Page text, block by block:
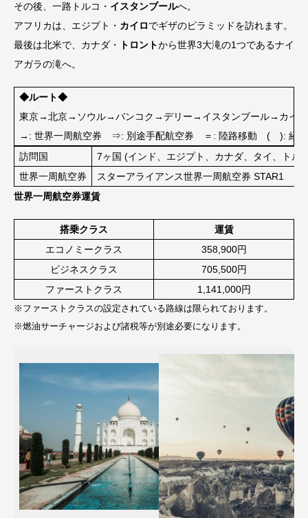
その後、一路トルコ・ イスタンブールへ。
アフリカは、エジプト・ カイロでギザのピラミッドを訪れます。
最後は北米で、カナダ・
トロントから世界3大滝の1つであるナイ
アガラの滝へ。
◆ルート◆
東京→北京→ソウル→バンコク→デリー→イスタンブール→カイ
→: 世界一周航空券 ⇒: 別途手配航空券 ＝: 陸路移動 ( ): 経由
訪問国
7ヶ国 (インド、エジプト、カナダ、タイ、トル
世界一周航空券
スターアライアンス世界一周航空券 STAR1
世界一周航空券運賃
搭乗クラス
運賃
エコノミークラス
358,900円
ビジネスクラス
705,500円
ファーストクラス
1,141,000円
※ファーストクラスの設定されている路線は限られております。
※燃油サーチャージおよび諸税等が別途必要になります。